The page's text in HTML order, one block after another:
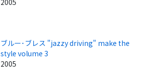
ブルー･ブレス "jazzy driving" make the
style volume 3
2005